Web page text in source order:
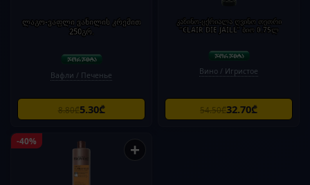
ლაგო-ვაფლი ვანილის კრემით
250გრ.
Вафли / Печенье
8.80₾5.30₾
კაზინო-ცქრიალა ღვინო თეთრი
"CLAIR DIE JAILL" ბიო 0.75ლ
Вино / Игристое
54.50₾32.70₾
-40% +